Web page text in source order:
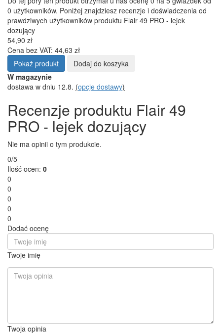
0 użytkowników. Poniżej znajdziesz recenzje i doświadczenia od
prawdziwych użytkowników produktu Flair 49 PRO - lejek
dozujący
54,90 zł
Cena bez VAT: 44,63 zł
Pokaż produkt
Dodaj do koszyka
W magazynie
dostawa w dniu 12.8. (opcje dostawy)
Recenzje produktu Flair 49
PRO - lejek dozujący
Nie ma opinii o tym produkcie.
0/5
Ilość ocen: 0
0
0
0
0
0
Dodać ocenę
Twoje imię
Twoja opinia